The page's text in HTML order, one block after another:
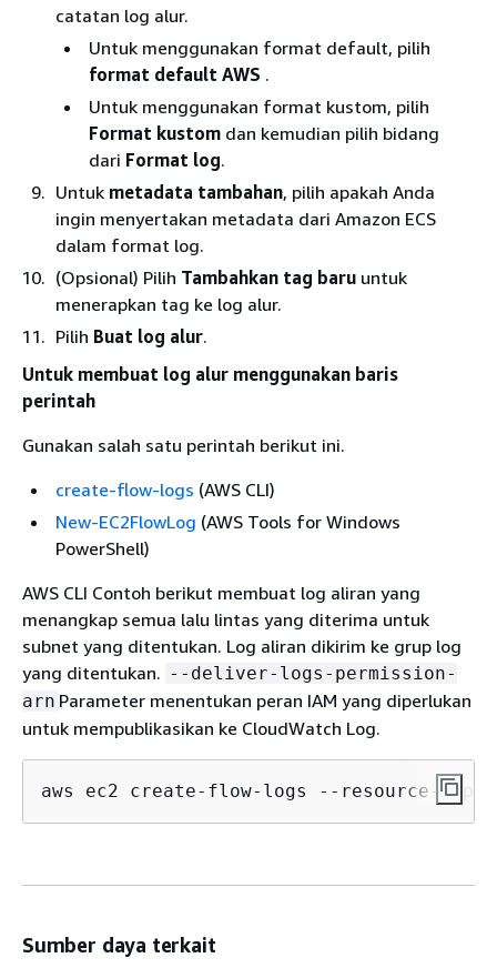
catatan log alur.
Untuk menggunakan format default, pilih
format default AWS .
Untuk menggunakan format kustom, pilih
Format kustom dan kemudian pilih bidang
dari Format log.
Untuk metadata tambahan, pilih apakah Anda
ingin menyertakan metadata dari Amazon ECS
dalam format log.
(Opsional) Pilih Tambahkan tag baru untuk
menerapkan tag ke log alur.
Pilih Buat log alur.
Untuk membuat log alur menggunakan baris
perintah
Gunakan salah satu perintah berikut ini.
create-flow-logs (AWS CLI)
New-EC2FlowLog (AWS Tools for Windows
PowerShell)
AWS CLI Contoh berikut membuat log aliran yang
menangkap semua lalu lintas yang diterima untuk
subnet yang ditentukan. Log aliran dikirim ke grup log
yang ditentukan. --deliver-logs-permission-
arn Parameter menentukan peran IAM yang diperlukan
untuk mempublikasikan ke CloudWatch Log.
aws ec2 create-flow-logs --resource-type
Sumber daya terkait